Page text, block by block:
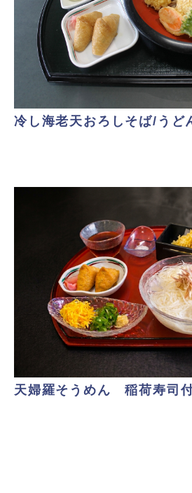
冷し海老天おろしそば/う
天婦羅そうめん 稲荷寿司